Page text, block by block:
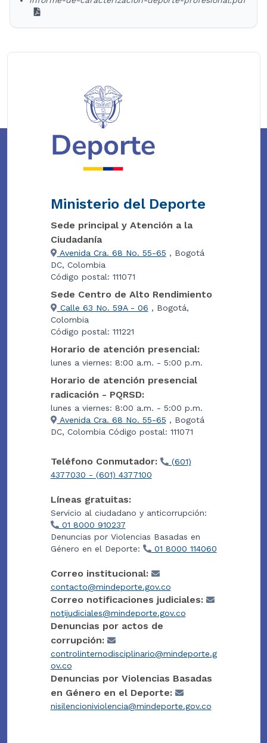
Ministerio del Deporte
Sede principal y Atención a la
Ciudadanía
Avenida Cra. 68 No. 55-65 , Bogotá
DC, Colombia
Código postal: 111071
Sede Centro de Alto Rendimiento
Calle 63 No. 59A - 06 , Bogotá,
Colombia
Código postal: 111221
Horario de atención presencial:
lunes a viernes: 8:00 a.m. - 5:00 p.m.
Horario de atención presencial
radicación - PQRSD:
lunes a viernes: 8:00 a.m. - 5:00 p.m.
Avenida Cra. 68 No. 55-65 , Bogotá
DC, Colombia Código postal: 111071
Teléfono Conmutador:
(601)
4377030 - (601) 4377100
Líneas gratuitas:
Servicio al ciudadano y anticorrupción:
01 8000 910237
Denuncias por Violencias Basadas en
Género en el Deporte:
01 8000 114060
Correo institucional:
contacto@mindeporte.gov.co
Correo notificaciones judiciales:
notijudiciales@mindeporte.gov.co
Denuncias por actos de
corrupción:
controlinternodisciplinario@mindeporte.g
ov.co
Denuncias por Violencias Basadas
en Género en el Deporte:
nisilencioniviolencia@mindeporte.gov.co